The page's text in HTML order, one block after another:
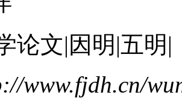
论文|因明|五明|
www.fjdh.cn/